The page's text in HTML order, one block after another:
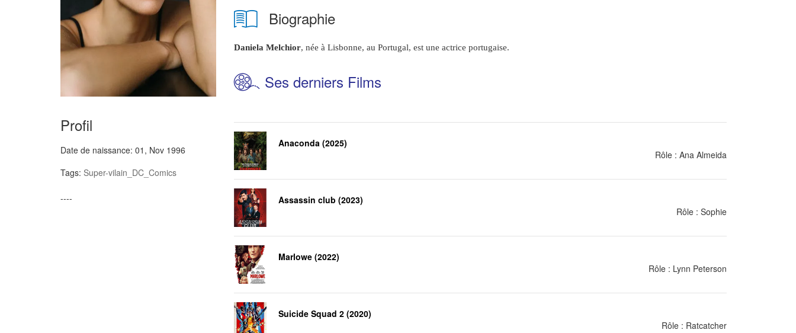
Profil
Date de naissance: 01, Nov 1996
Tags: Super-vilain_DC_Comics
----
Biographie
Daniela Melchior, née à Lisbonne, au Portugal, est une actrice portugaise.
Ses derniers Films
Anaconda (2025)
Rôle : Ana Almeida
Assassin club (2023)
Rôle : Sophie
Marlowe (2022)
Rôle : Lynn Peterson
Suicide Squad 2 (2020)
Rôle : Ratcatcher